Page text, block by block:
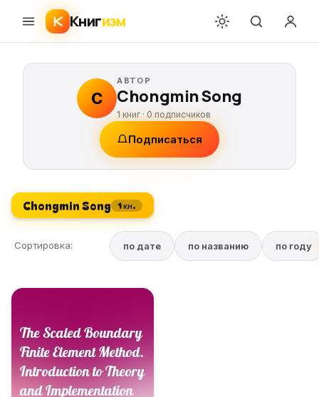
Книгизм
C
АВТОР
Chongmin Song
1 книг ·0 подписчиков
Подписаться
Chongmin Song 1 кн.
Сортировка: по дате по названию по году